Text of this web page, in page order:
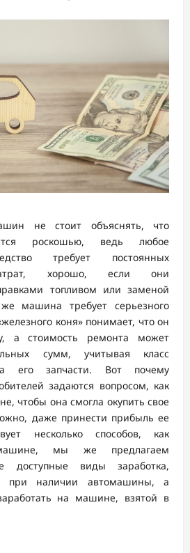
не стоит объяснять, что
роскошью, ведь любое
требует постоянных
хорошо, если они
топливом или заменой
машина требует серьезного
коня» понимает, что он
а стоимость ремонта может
сумм, учитывая класс
запчасти. Вот почему
задаются вопросом, как
чтобы она смогла окупить свое
даже принести прибыль ее
несколько способов, как
мы же предлагаем
доступные виды заработка,
при наличии автомашины, а
на машине, взятой в